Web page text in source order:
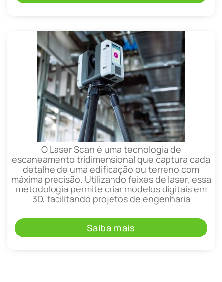
O Laser Scan é uma tecnologia de
escaneamento tridimensional que captura cada
detalhe de uma edificação ou terreno com
máxima precisão. Utilizando feixes de laser, essa
metodologia permite criar modelos digitais em
3D, facilitando projetos de engenharia
Saiba mais